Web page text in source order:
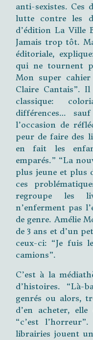
anti-sexistes. Ces
lutte contre les
d’édition La Ville
Jamais trop tôt.
éditoriale,
qui ne tournent
Mon super cahier
Claire Cantais”.
classique:
différences…
l’occasion de
peur de faire des
en fait les
emparés.” “La
plus jeune et plus
ces
regroupe les
n’enferment pas
de genre. Amélie
de 3 ans et d’un
ceux-ci: “Je fuis
camions”.
C’est à la
d’histoires. “Là-
genrés ou alors,
d’en acheter,
“c’est
librairies jouent